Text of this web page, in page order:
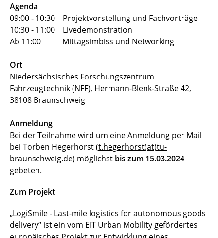
Agenda
09:00 - 10:30 Projektvorstellung und Fachvorträge
10:30 - 11:00 Livedemonstration
Ab 11:00 Mittagsimbiss und Networking
Ort
Niedersächsisches Forschungszentrum
Fahrzeugtechnik (NFF), Hermann-Blenk-Straße 42,
38108 Braunschweig
Anmeldung
Bei der Teilnahme wird um eine Anmeldung per Mail
bei Torben Hegerhorst (t.hegerhorst(at)tu-
braunschweig.de) möglichst bis zum 15.03.2024
gebeten.
Zum Projekt
„LogiSmile - Last-mile logistics for autonomous goods
delivery“ ist ein vom EIT Urban Mobility gefördertes